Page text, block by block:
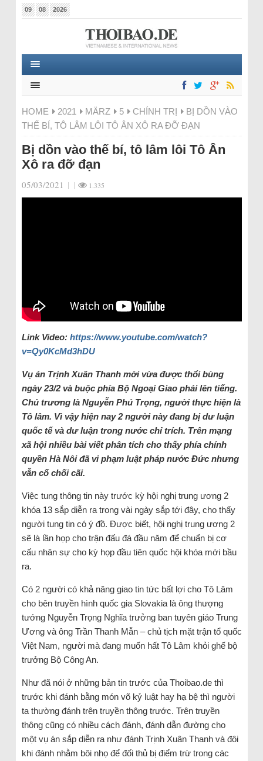
09 08 2026
HOME 2021 MÄRZ 5 CHÍNH TRỊ
BỊ DỒN VÀO
THẾ BÍ, TÔ LÂM LÔI TÔ ÂN XÔ RA ĐỠ ĐẠN
Bị dồn vào thế bí, tô lâm lôi Tô Ân
Xô ra đỡ đạn
05/03/2021 | | 1.335
Link Video: https://www.youtube.com/watch?
v=Qy0KcMd3hDU
Vụán Trịnh Xuân Thanh mới vừa được thổi bùng
ngày 23/2 và buộc phía Bộ Ngoại Giao phải lên tiếng.
Chủ trương là Nguyễn Phú Trọng, người thực hiện là
Tô lâm. Vì vậy hiện nay 2 người này đang bị dư luận
quốc tế và dư luận trong nước chỉ trích. Trên mạng
xã hội nhiều bài viết phân tích cho thấy phía chính
quyền Hà Nôi đã vi phạm luật pháp nước Đức nhưng
vẫn cố chối cãi.
Việc tung thông tin này trước kỳ hội nghị trung ương 2
khóa 13 sắp diễn ra trong vài ngày sắp tới đây, cho thấy
người tung tin có ý đồ. Được biết, hội nghị trung ương 2
sẽ là lần họp cho trận đấu đá đầu năm để chuẩn bị cơ
cấu nhân sự cho kỳ họp đầu tiên quốc hội khóa mới bầu
ra.
Có 2 người có khả năng giao tin tức bất lợi cho Tô Lâm
cho bên truyền hình quốc gia Slovakia là ông thượng
tướng Nguyễn Trọng Nghĩa trưởng ban tuyên giáo Trung
Ương và ông Trần Thanh Mẫn – chủ tịch mặt trận tổ quốc
Việt Nam, người mà đang muốn hất Tô Lâm khỏi ghế bộ
trưởng Bộ Công An.
Như đã nói ở những bản tin trước của Thoibao.de thì
trước khi đánh bằng món võ kỷ luật hay hạ bệ thì người
ta thường đánh trên truyền thông trước. Trên truyền
thông cũng có nhiều cách đánh, đánh dẫn đường cho
một vụ án sắp diễn ra như đánh Trịnh Xuân Thanh và đôi
khi đánh nhằm bôi nhọ để đối thủ bị điểm trừ trong các